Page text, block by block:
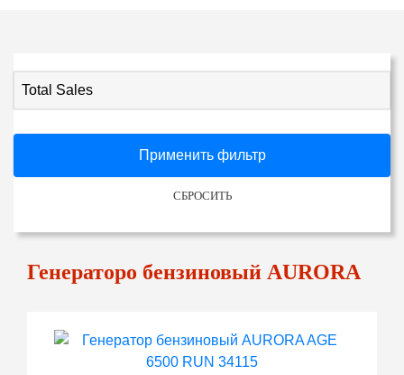
Total Sales
Применить фильтр
СБРОСИТЬ
Генераторо бензиновый AURORA